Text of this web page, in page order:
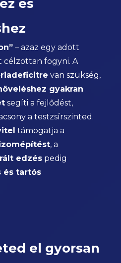
és
– azaz egy adott
fogyni. A
van szükség,
gyakran
segíti a fejlődést,
a testzsírszinted.
támogatja a
, a
edzéspedig
és tartós
el gyorsan